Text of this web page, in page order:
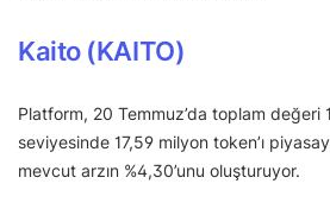
Kaito (KAITO)
Platform, 20 Temmuz’da toplam değeri
seviyesinde 17,59 milyon token’ı
mevcut arzın %4,30’unu oluşturuyor.